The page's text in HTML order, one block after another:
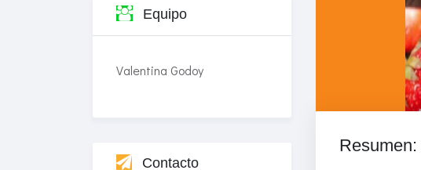
Equipo
Valentina Godoy
Contacto
Resumen: